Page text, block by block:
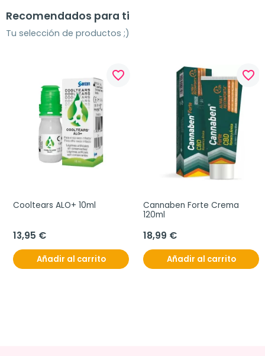
Recomendados para ti
Tu selección de productos ;)
favorite_border
Cooltears ALO+ 10ml
13,95 €
Añadir al carrito
favorite_border
Cannaben Forte Crema
120ml
18,99 €
Añadir al carrito